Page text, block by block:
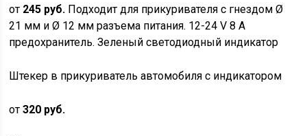
от 245 руб. Подходит для прикуривателя с гнездом Ø
21 мм и Ø 12 мм разъема питания. 12-24 V 8 A
предохранитель. Зеленый светодиодный индикатор
Штекер в прикуриватель автомобиля с индикатором
от320 руб.